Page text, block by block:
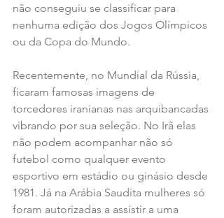
não conseguiu se classificar para
nenhuma edição dos Jogos Olímpicos
ou da Copa do Mundo.
Recentemente, no Mundial da Rússia,
ficaram famosas imagens de
torcedores iranianas nas arquibancadas
vibrando por sua seleção. No Irã elas
não podem acompanhar não só
futebol como qualquer evento
esportivo em estádio ou ginásio desde
1981. Já na Arábia Saudita mulheres só
foram autorizadas a assistir a uma